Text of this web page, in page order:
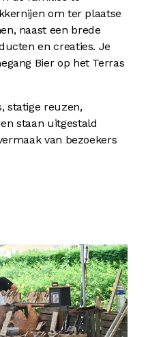
om ter plaatse
naast een brede
en creaties. Je
Bier op het Terras
statige reuzen,
staan uitgestald
van bezoekers